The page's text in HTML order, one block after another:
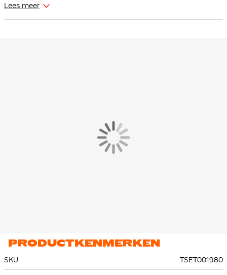
voor de belangrijke momenten. Aan de hand van de elastische
Lees meer
PRODUCTKENMERKEN
SKU
TSET001980